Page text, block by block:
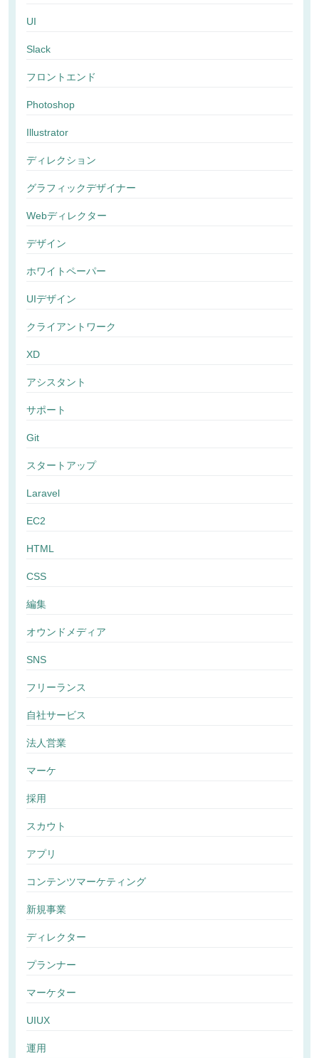
UI
Slack
フロントエンド
Photoshop
Illustrator
ディレクション
グラフィックデザイナー
Webディレクター
デザイン
ホワイトペーパー
UIデザイン
クライアントワーク
XD
アシスタント
サポート
Git
スタートアップ
Laravel
EC2
HTML
CSS
編集
オウンドメディア
SNS
フリーランス
自社サービス
法人営業
マーケ
採用
スカウト
アプリ
コンテンツマーケティング
新規事業
ディレクター
プランナー
マーケター
UIUX
運用